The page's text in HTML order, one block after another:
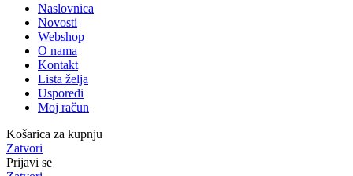
Naslovnica
Novosti
Webshop
O nama
Kontakt
Lista želja
Usporedi
Moj račun
Košarica za kupnju
Zatvori
Prijavi se